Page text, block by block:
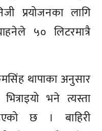
प्रयोजनका लागि
५० लिटरमात्रै
थापाका अनुसार
भने त्यस्ता
छ । बाहिरी